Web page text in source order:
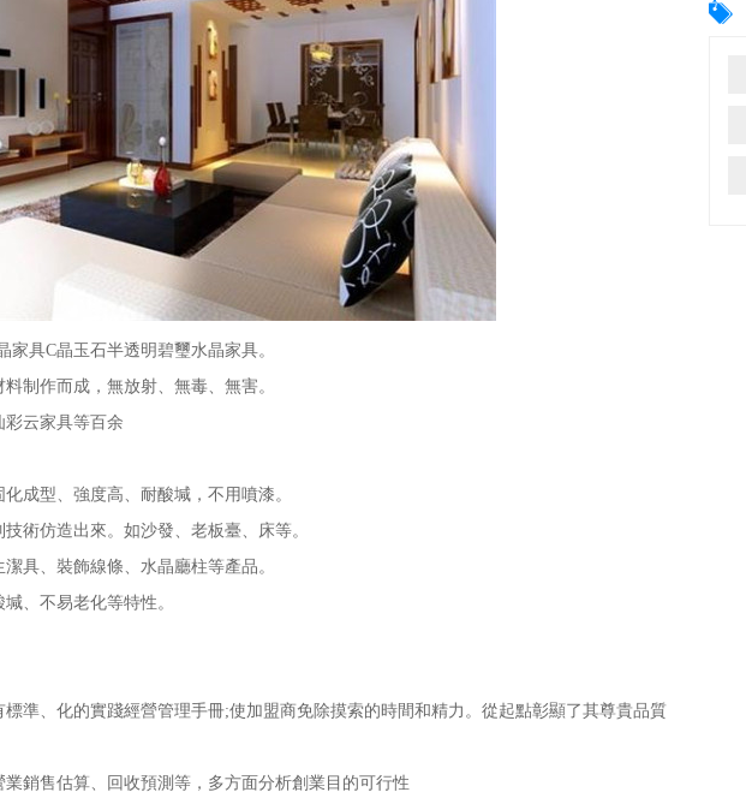
具C晶玉石半透明碧璽水晶家具。
作而成，無放射、無毒、無害。
云家具等百余
型、強度高、耐酸堿，不用噴漆。
仿造出來。如沙發、老板臺、床等。
、裝飾線條、水晶廳柱等產品。
、不易老化等特性。
、化的實踐經營管理手冊;使加盟商免除摸索的時間和精力。從起點彰顯了其尊貴品質
售估算、回收預測等，多方面分析創業目的可行性